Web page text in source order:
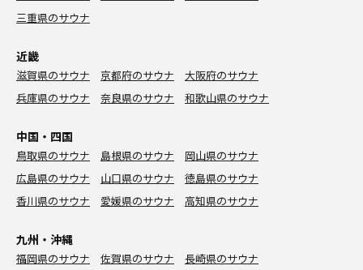
三重県のサウナ
近畿
滋賀県のサウナ 京都府のサウナ
大阪府のサウナ
兵庫県のサウナ
奈良県のサウナ 和歌山県のサウナ
中国・四国
鳥取県のサウナ 島根県のサウナ
岡山県のサウナ
広島県のサウナ
山口県のサウナ
徳島県のサウナ
香川県のサウナ
愛媛県のサウナ 高知県のサウナ
九州・沖縄
福岡県のサウナ 佐賀県のサウナ
長崎県のサウナ